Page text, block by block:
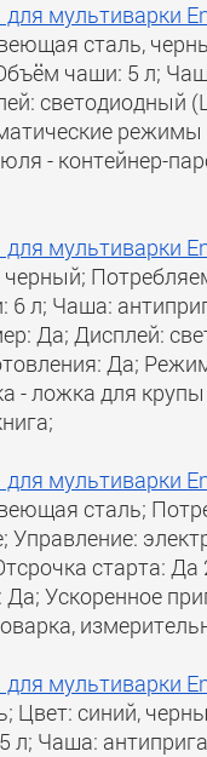
мультиварки
сталь,
чаши: 5 л;
светодиодный
- контейнер-
мультиварки
л; Чаша:
Да; Дисплей:
Да;
- ложка для
мультиварки
сталь;
Управление:
старта:
Ускоренное
мультиварки
Цвет: синий,
л; Чаша: